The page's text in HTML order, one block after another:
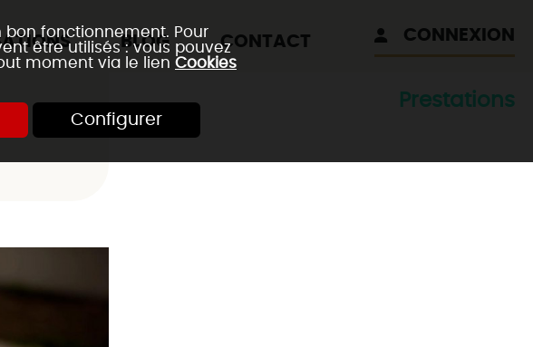
bon fonctionnement. Pour
être utilisés : vous pouvez
moment via le lien Cookies
Configurer
BLOG CONTACT CONNEXION
Prestations